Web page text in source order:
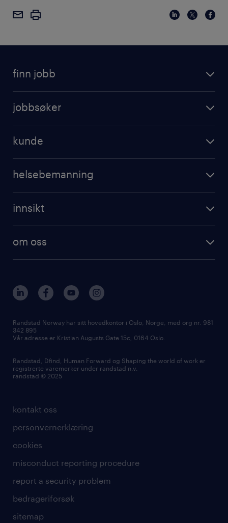
finn jobb
jobbsøker
kunde
helsebemanning
innsikt
om oss
kontakt oss
personvernerklæring
cookies
misconduct reporting procedure
report a security problem
bedrageriforsøk
sitemap
Randstad Norway har sitt hovedkontor i Oslo, Norge, med org nr. 981
342 895
Vår adresse er Kristian Augusts Gate 15c, 0164 Oslo.
Randstad, Dfind, Human Forward og Shaping the world of work er
registrerte varemerker under randstad n.v.
randstad © 2025